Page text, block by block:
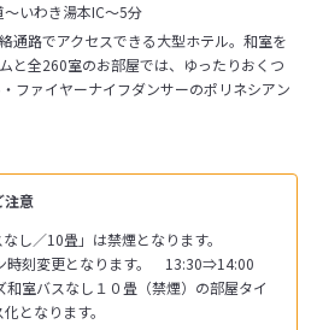
いわき湯本IC～5分
注意
し／10畳」は禁煙となります。
時刻変更となります。 13:30⇒14:00
室バスなし１０畳（禁煙）の部屋タイ
となります。
通路でアクセスできる大型ホテル。和室を
と全260室のお部屋では、ゆったりおくつ
ファイヤーナイフダンサーのポリネシアン